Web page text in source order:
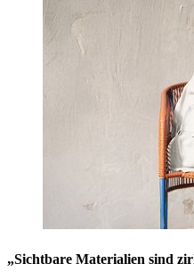
„Sichtbare Materialien sind